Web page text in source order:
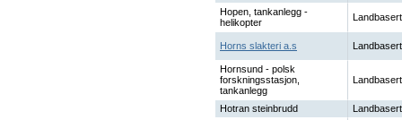
Hopen, tankanlegg -
helikopter
Landbasert
Horns slakteri a.s Landbasert
Hornsund - polsk
forskningsstasjon,
tankanlegg
Landbasert
Hotran steinbrudd
Landbasert